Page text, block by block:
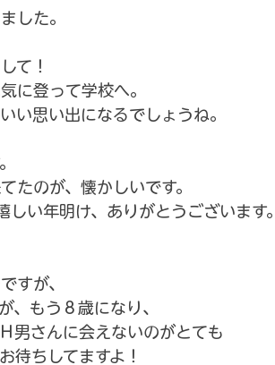
した。
て！
に登って学校へ。
い思い出になるでしょうね。
たのが、懐かしいです。
い年明け、ありがとうございます。
すが、
、もう８歳になり、
男さんに会えないのがとても
待ちしてますよ！